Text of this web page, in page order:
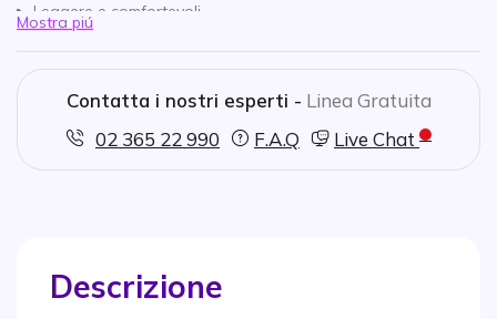
Leggere e comfortevoli
Approvate dal CE-Standard Europero EN352 1:1993
Mostra piú
Contatta i nostri esperti - Linea Gratuita
02 365 22 990
F.A.Q Live Chat
Descrizione